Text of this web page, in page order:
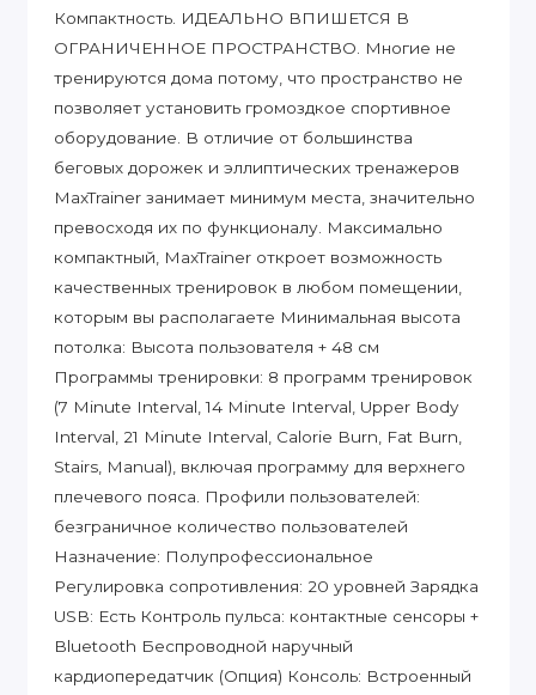
Компактность. ИДЕАЛЬНО ВПИШЕТСЯ В
ОГРАНИЧЕННОЕ ПРОСТРАНСТВО. Многие не
тренируются дома потому, что пространство не
позволяет установить громоздкое спортивное
оборудование. В отличие от большинства
беговых дорожек и эллиптических тренажеров
MaxTrainer занимает минимум места, значительно
превосходя их по функционалу. Максимально
компактный, MaxTrainer откроет возможность
качественных тренировок в любом помещении,
которым вы располагаете Минимальная высота
потолка: Высота пользователя + 48 см
Программы тренировки: 8 программ тренировок
(7 Minute Interval, 14 Minute Interval, Upper Body
Interval, 21 Minute Interval, Calorie Burn, Fat Burn,
Stairs, Manual), включая программу для верхнего
плечевого пояса. Профили пользователей:
безграничное количество пользователей
Назначение: Полупрофессиональное
Регулировка сопротивления: 20 уровней Зарядка
USB: Есть Контроль пульса: контактные сенсоры +
Bluetooth Беспроводной наручный
кардиопередатчик (Опция) Консоль: Встроенный